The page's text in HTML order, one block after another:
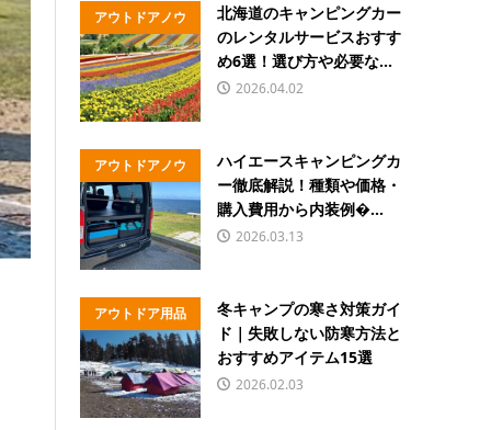
アウトドアノウ
ハウ
北海道のキャンピングカー
のレンタルサービスおすす
め6選！選び方や必要な...
2026.04.02
アウトドアノウ
ハウ
ハイエースキャンピングカ
ー徹底解説！種類や価格・
購入費用から内装例�...
2026.03.13
アウトドア用品
冬キャンプの寒さ対策ガイ
ド｜失敗しない防寒方法と
おすすめアイテム15選
2026.02.03